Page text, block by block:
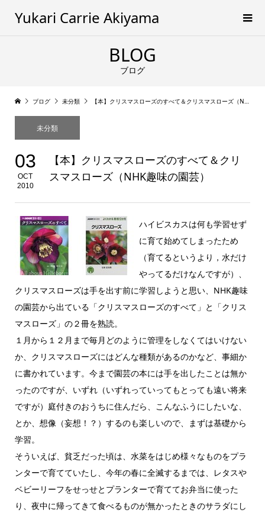
Yukari Carrie Akiyama
BLOG
ブログ
ブログ 未分類 【本】クリスマスローズのすべて＆クリスマスローズ（NHK趣味の園芸）
未分類
03
OCT
2010
【本】クリスマスローズのすべて＆クリ
スマスローズ（NHK趣味の園芸）
ハイビスカスは何も学習せず
に育て始めてしまったため
（育てるというより，水だけ
やってるだけなんですが）、
クリスマスローズは手を出す前に学習しようと思い、NHK趣味
の園芸から出ている「クリスマスローズのすべて」と「クリス
マスローズ」の２冊を熟読。
１月から１２月まで毎月どのように管理をしなくてはいけない
か、クリスマスローズにはどんな種類があるのかなど、事細か
に書かれています。今まで園芸の本には手を出したことは無か
ったのですが、いずれ（いずれっていってもとっても遠い将来
ですが）庭付きのおうちに住んだら、こんなふうにしたいな、
とか、想像（妄想！？）するのも楽しいので、まずは基礎から
学習。
そういえば、貧乏だった頃は、水菜をはじめ様々なものをプラ
ンターで育てていたし、今年の春に全滅するまでは、レタスや
ベビーリーフをせっせとプランターで育ててお弁当に使った
り、夜中に帰ってきて食べるものが無かったときのサラダにし